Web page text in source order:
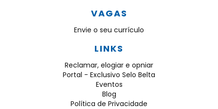
VAGAS
Envie o seu currículo
LINKS
Reclamar, elogiar e opniar
Portal - Exclusivo Selo Belta
Eventos
Blog
Política de Privacidade